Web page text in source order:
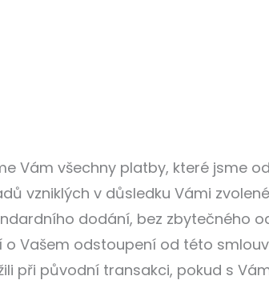
Vám všechny platby, které jsme
vzniklých v důsledku Vámi
dodání, bez zbytečného
Vašem odstoupení od této
při původní transakci, pokud s